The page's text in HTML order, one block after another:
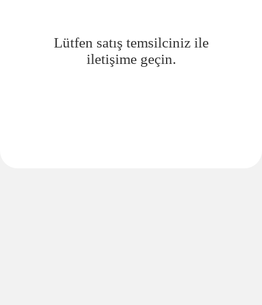
Lütfen satış temsilciniz ile
iletişime geçin.